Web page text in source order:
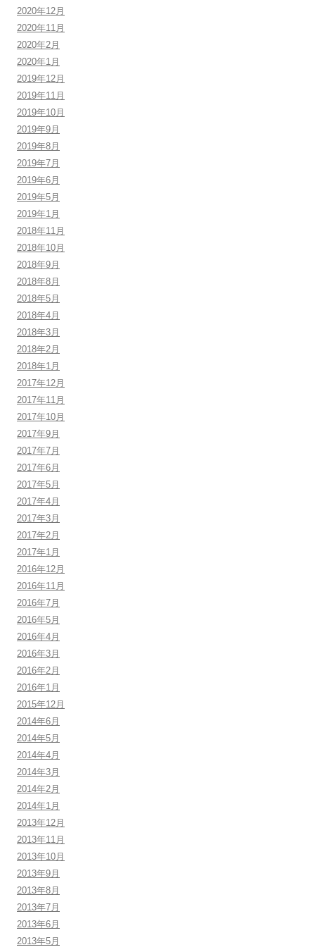
2020年12月
2020年11月
2020年2月
2020年1月
2019年12月
2019年11月
2019年10月
2019年9月
2019年8月
2019年7月
2019年6月
2019年5月
2019年1月
2018年11月
2018年10月
2018年9月
2018年8月
2018年5月
2018年4月
2018年3月
2018年2月
2018年1月
2017年12月
2017年11月
2017年10月
2017年9月
2017年7月
2017年6月
2017年5月
2017年4月
2017年3月
2017年2月
2017年1月
2016年12月
2016年11月
2016年7月
2016年5月
2016年4月
2016年3月
2016年2月
2016年1月
2015年12月
2014年6月
2014年5月
2014年4月
2014年3月
2014年2月
2014年1月
2013年12月
2013年11月
2013年10月
2013年9月
2013年8月
2013年7月
2013年6月
2013年5月